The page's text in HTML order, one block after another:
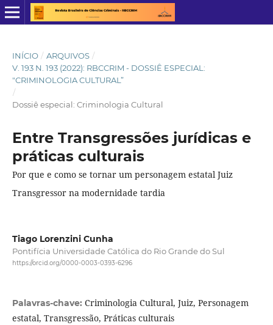
INÍCIO / ARQUIVOS /
V. 193 N. 193 (2022): RBCCRIM - DOSSIÊ ESPECIAL:
"CRIMINOLOGIA CULTURAL”
/
Dossiê especial: Criminologia Cultural
Entre Transgressões jurídicas e
práticas culturais
Por que e como se tornar um personagem estatal Juiz
Transgressor na modernidade tardia
Tiago Lorenzini Cunha
Pontifícia Universidade Católica do Rio Grande do Sul
https://orcid.org/0000-0003-0393-6296
Palavras-chave: Criminologia Cultural, Juiz, Personagem
estatal, Transgressão, Práticas culturais